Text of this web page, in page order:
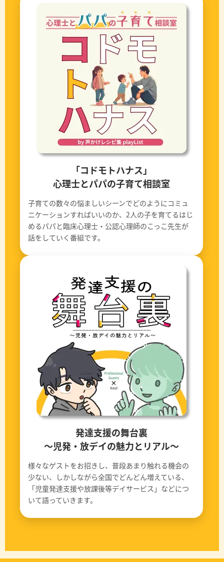
「コドモトハナス」
心理士とパパの子育て相談室
子育ての数々の悩ましいシーンでどのようにコミュ
ニケーションすればいいのか、2人の子を育てるはじ
めるパパと臨床心理士・公認心理師のこっこ先生が
話をしていく番組です。
発達支援の舞台裏
〜児発・放デイの魅力とリアル〜
様々なゲストをお招きし、普段あまり触れる機会の
少ない、しかしながら全国でどんどん増えている、
「児童発達支援や放課後等デイサービス」などにつ
いて語っていきます。